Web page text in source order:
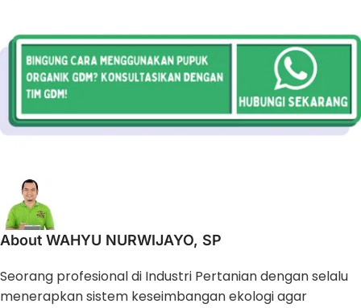
About WAHYU NURWIJAYO, SP
Seorang profesional di Industri Pertanian dengan selalu
menerapkan sistem keseimbangan ekologi agar